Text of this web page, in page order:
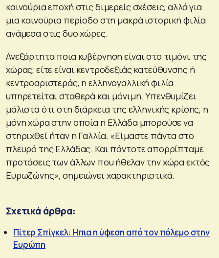
καινούρια εποχή στις διμερείς σχέσεις, αλλά για
μια καινούρια περίοδο στη μακρά ιστορική φιλία
ανάμεσα στις δυο χώρες.
Ανεξάρτητα ποια κυβέρνηση είναι στο τιμόνι της
χώρας, είτε είναι κεντροδεξιάς κατεύθυνσης ή
κεντροαριστεράς, η ελληνογαλλική φιλία
υπηρετείται σταθερά και μόνιμη. Υπενθυμίζει
μάλιστα ότι στη διάρκεια της ελληνικής κρίσης, η
μόνη χώρα στην οποία η Ελλάδα μπορούσε να
στηριχθεί ήταν η Γαλλία. «Είμαστε πάντα στο
πλευρό της Ελλάδας. Και πάντοτε απορρίπταμε
προτάσεις των άλλων που ήθελαν την χώρα εκτός
Ευρωζώνης», σημειώνει χαρακτηριστικά.
Σχετικά άρθρα:
Πίτερ Σπίγκελ: Ηπια η ύφεση από τον πόλεμο στην
Ευρώπη